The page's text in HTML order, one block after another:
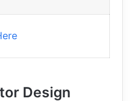
Design